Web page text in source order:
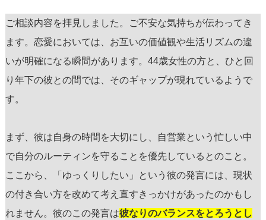
ご相談内容を拝見しました。ご不安な気持ちが伝わってき
ます。恋愛においては、お互いの価値観や生活リズムの違
いが明確になる瞬間があります。44歳女性の方と、ひと回
り年下の彼との間では、そのギャップが現れているようで
す。
まず、彼は自身の時間を大切にし、自営業という忙しい中
で自分のルーティンを守ることを優先しているとのこと。
ここから、「ゆっくりしたい」という彼の発言には、現状
の付き合い方を改めて考え直すきっかけがあったのかもし
れません。彼のこの発言は彼なりのバランスをとろうとし